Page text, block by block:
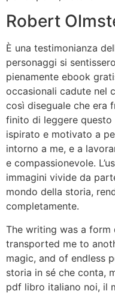
Robert
È una testimonianza
personaggi si
pienamente ebook
occasionali cadute nel
così diseguale che era
finito di leggere
ispirato e motivato a
intorno a me, e a
e compassionevole.
immagini vivide da
mondo della storia,
completamente.
The writing was a form
transported me to
magic, and of endless
storia in sé che conta,
pdf libro italiano noi, il